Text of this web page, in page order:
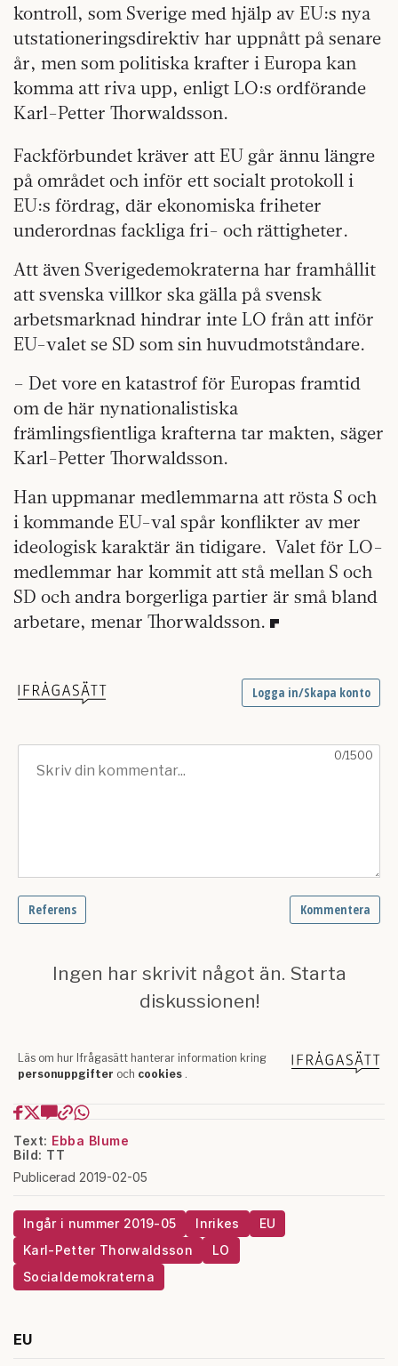
kontroll, som Sverige med hjälp av EU:s nya
utstationeringsdirektiv har uppnått på senare
år, men som politiska krafter i Europa kan
komma att riva upp, enligt LO:s ordförande
Karl-Petter Thorwaldsson.
Fackförbundet kräver att EU går ännu längre
på området och inför ett socialt protokoll i
EU:s fördrag, där ekonomiska friheter
underordnas fackliga fri- och rättigheter.
Att även Sverigedemokraterna har framhållit
att svenska villkor ska gälla på svensk
arbetsmarknad hindrar inte LO från att inför
EU-valet se SD som sin huvudmotståndare.
– Det vore en katastrof för Europas framtid
om de här nynationalistiska
främlingsfientliga krafterna tar makten, säger
Karl-Petter Thorwaldsson.
Han uppmanar medlemmarna att rösta S och
i kommande EU-val spår konflikter av mer
ideologisk karaktär än tidigare. Valet för LO-
medlemmar har kommit att stå mellan S och
SD och andra borgerliga partier är små bland
arbetare, menar Thorwaldsson.
Text: Ebba Blume
Bild: TT
Publicerad 2019-02-05
Ingår i nummer 2019-05 Inrikes
EU
Karl-Petter Thorwaldsson
LO
Socialdemokraterna
EU